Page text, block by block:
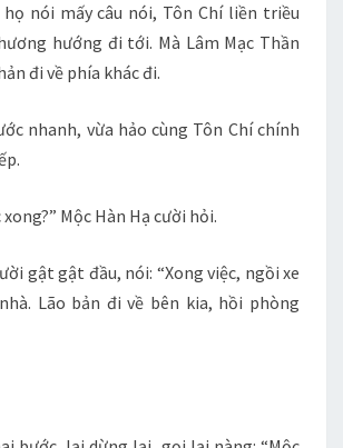
nói mấy câu nói, Tôn Chí liền triều
hướng đi tới. Mà Lâm Mạc Thần
đi về phía khác đi.
nhanh, vừa hảo cùng Tôn Chí chính
Mộc Hàn Hạ cười hỏi.
gật gật đầu, nói: “Xong việc, ngồi xe
Lão bản đi về bên kia, hồi phòng